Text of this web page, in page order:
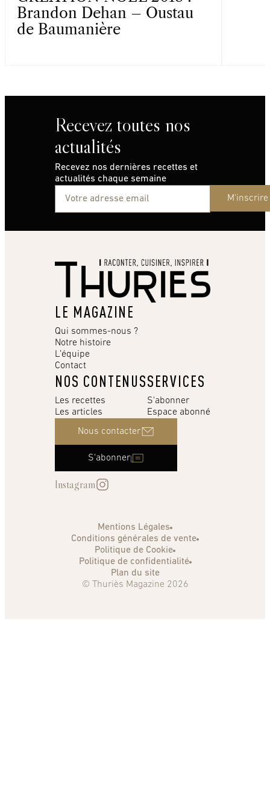
Brandon Dehan – Oustau
de Baumanière
Recevez toutes nos
actualités
Recevez nos dernières recettes et
actualités chaque semaine
M'inscrire
LE MAGAZINE
Qui sommes-nous ?
Notre histoire
L’équipe
Contact
NOS CONTENUS
Les recettes
Les articles
SERVICES
S'abonner
Espace abonné
Nous contacter
S'abonner
Instagram
Mentions Légales
Conditions générales de vente
Politique de Cookie
Politique de confidentialité
Plan du site
© Thuriès Magazine 2026